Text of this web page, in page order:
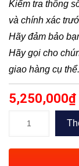
Kiểm tra thông
và chính xác
Hãy đảm bảo
Hãy gọi cho
giao hàng cụ thể.
5,250,000₫
trục